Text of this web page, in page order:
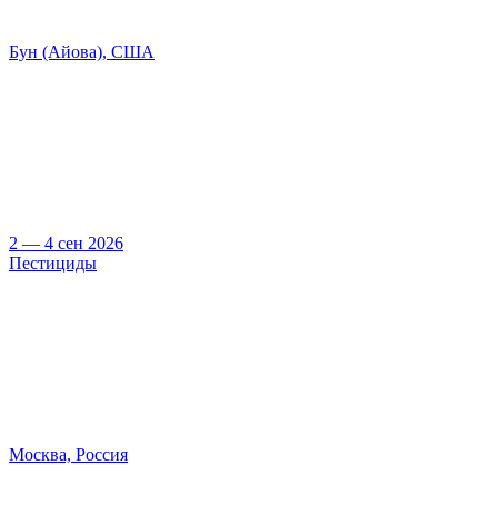
Бун (Айова), США
2 — 4 сен 2026
Пестициды
Москва, Россия